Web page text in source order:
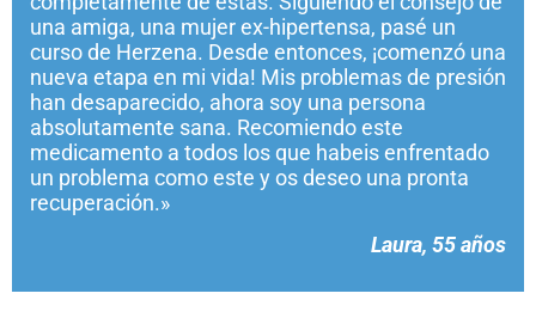
una amiga, una mujer ex-hipertensa, pasé un
curso de Herzena. Desde entonces, ¡comenzó una
nueva etapa en mi vida! Mis problemas de presión
han desaparecido, ahora soy una persona
absolutamente sana. Recomiendo este
medicamento a todos los que habeis enfrentado
un problema como este y os deseo una pronta
recuperación.»
Laura, 55 años